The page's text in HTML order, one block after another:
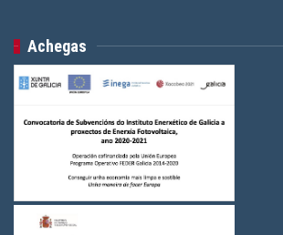
Achegas